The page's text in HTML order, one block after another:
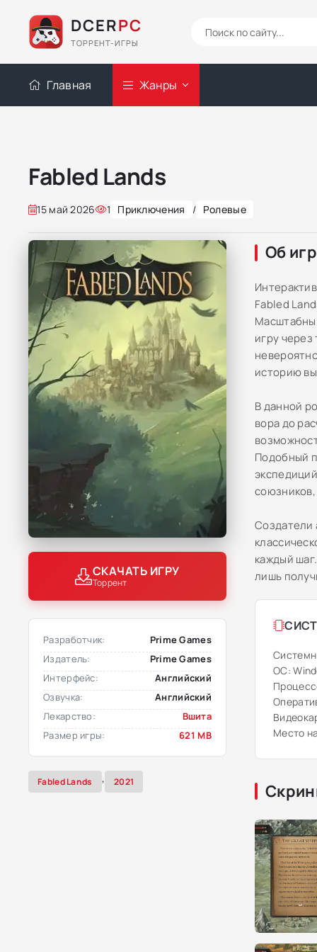
DCERPC
ТОРРЕНТ-ИГРЫ
Главная Жанры
Fabled Lands
15 май 2026 1 Приключения / Ролевые
СКАЧАТЬ ИГРУ
Торрент
Разработчик:
Prime Games
Издатель:
Prime Games
Интерфейс:
Английский
Озвучка:
Английский
Лекарство:
Вшита
Размер игры:
621 MB
Fabled Lands , 2021
Об
Fabled
игру
историю
В данной
вора до
Подобный
Создатели
каждый
лишь
ОС:
Место